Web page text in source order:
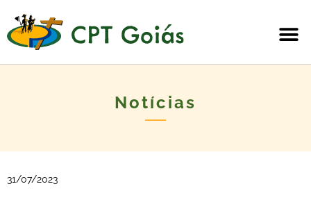
Notícias
31/07/2023